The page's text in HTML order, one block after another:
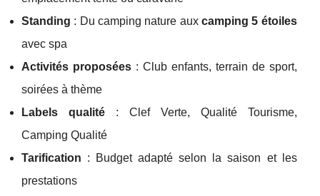
Standing : Du camping nature aux camping 5 étoiles
avec spa
Activités proposées: Club enfants, terrain de sport,
soirées à thème
Labels qualité: Clef Verte, Qualité Tourisme,
Camping Qualité
Tarification : Budget adapté selon la saison et les
prestations